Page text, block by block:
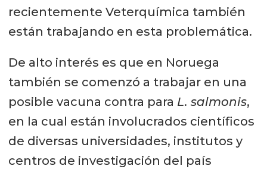
recientemente Veterquímica también
están trabajando en esta problemática.
De alto interés es que en Noruega
también se comenzó a trabajar en una
posible vacuna contra para L. salmonis,
en la cual están involucrados científicos
de diversas universidades, institutos y
centros de investigación del país